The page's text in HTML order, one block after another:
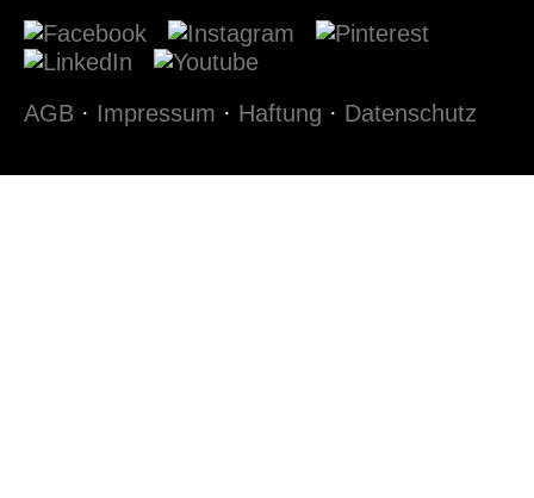
AGB · Impressum · Haftung · Datenschutz